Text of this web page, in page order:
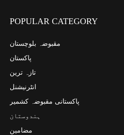
POPULAR CATEGORY
مقبوضہ بلوچستان
پاکستان
تازہ ترین
انٹرنیشنل
پاکستانی مقبوضہ کشمیر
ہندوستان
مضامین